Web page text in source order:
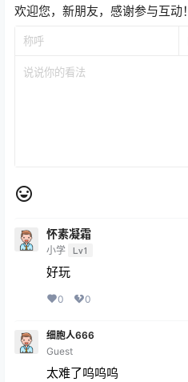
欢迎您，新朋友，感谢参与互动！
怀素凝霜
小学 Lv1
好玩
0 0
细胞人666
Guest
太难了呜呜呜